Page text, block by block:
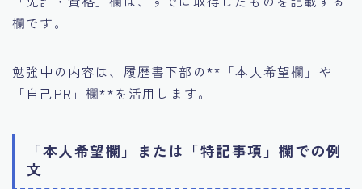
欄です。
勉強中の内容は、履歴書下部の**「本人希望欄」や
「自己PR」欄**を活用します。
「本人希望欄」または「特記事項」欄での例
文